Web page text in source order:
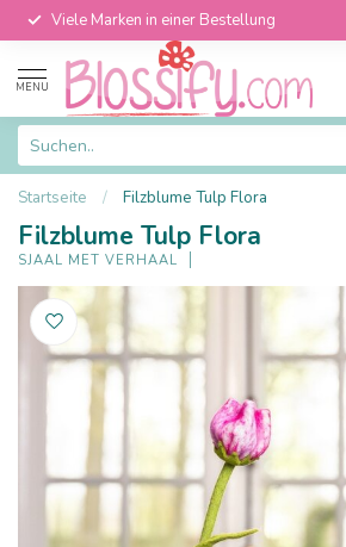
Viele Marken in einer Bestellung
MENU
Startseite / Filzblume Tulp Flora
Filzblume Tulp Flora
SJAAL MET VERHAAL